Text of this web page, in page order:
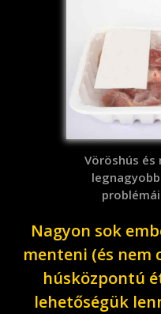
Vöröshús és
Nagyon sok
menteni (és nem
húsközpontú
lehetőségük